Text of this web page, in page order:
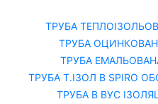
ТРУБА
ТРУБА
ТРУБА
ТРУБА Т.ІЗОЛ В SPIRO
ТРУБА В ВУС